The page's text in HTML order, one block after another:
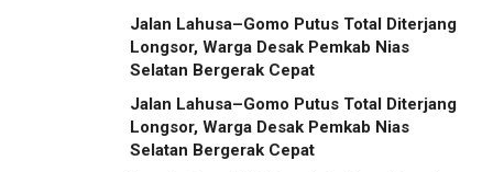
Jalan Lahusa–Gomo Putus Total Diterjang
Longsor, Warga Desak Pemkab Nias
Selatan Bergerak Cepat
Jalan Lahusa–Gomo Putus Total Diterjang
Longsor, Warga Desak Pemkab Nias
Selatan Bergerak Cepat